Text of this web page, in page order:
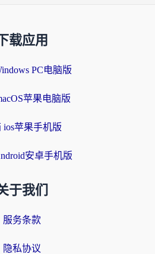
下载应用
PC电脑版
苹果电脑版
ios苹果手机版
安卓手机版
于我们
服务条款
隐私协议